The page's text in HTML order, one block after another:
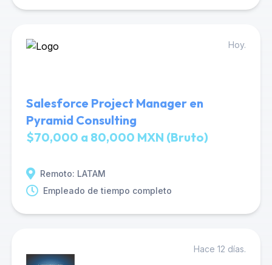
Hoy.
Salesforce Project Manager en
Pyramid Consulting
$70,000 a 80,000 MXN (Bruto)
Remoto: LATAM
Empleado de tiempo completo
Hace 12 días.